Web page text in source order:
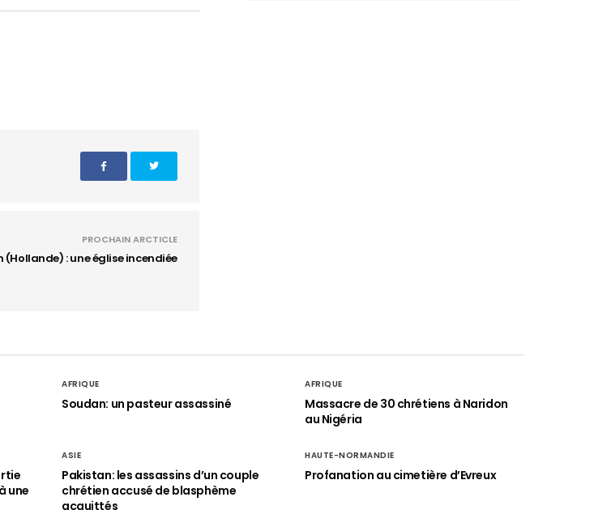
PROCHAIN ARCTICLE
: une église incendiée
AFRIQUE
Soudan: un pasteur assassiné
AFRIQUE
Massacre de 30 chrétiens à Naridon
au Nigéria
une
ASIE
Pakistan: les assassins d’un couple
chrétien accusé de blasphème
acquittés
HAUTE-NORMANDIE
Profanation au cimetière d’Evreux